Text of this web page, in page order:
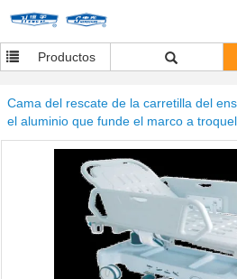
Productos
Cama del rescate de la carretilla del
el aluminio que funde el marco a